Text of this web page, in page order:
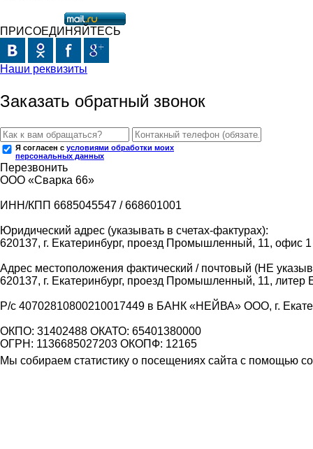
ПРИСОЕДИНЯЙТЕСЬ
Наши реквизиты
Заказать обратный звонок
Я согласен с условиями обработки моих
персональных данных
Перезвонить
ООО «Сварка 66»
ИНН/КПП 6685045547 / 668601001
Юридический адрес (указывать в счетах-фактурах):
620137, г. Екатеринбург, проезд Промышленный, 11, офис 1
Адрес местоположения фактический / почтовый (НЕ
620137, г. Екатеринбург, проезд Промышленный, 11, литер
Р/с 40702810800210017449 в БАНК «НЕЙВА» ООО, г.
ОКПО: 31402488 ОКАТО: 65401380000
ОГРН: 1136685027203 ОКОПФ: 12165
Мы собираем статистику о посещениях сайта с помощью